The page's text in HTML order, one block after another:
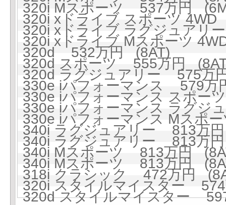
320i Mスポーツ 537万円
320i xドライブ スポーツ
320i xドライブ ラグジュア
320i xドライブ Mスポーツ
320d 532万円 (8AT)
320d スポーツ 555万円
320d ラグジュアリー 575万
330e iパフォーマンス 579万
330e iパフォーマンス スポ
330e iパフォーマンス ラグ
330e iパフォーマンス Mスポ
340i ラグジュアリー 813万
340i ラグジュアリー 813万
340i Mスポーツ 813万円
340i Mスポーツ 813万円
318i クラシック 472万円
320i スタイルマイスター
320d スタイルマイスター